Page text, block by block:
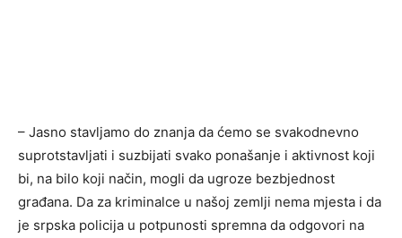
– Jasno stavljamo do znanja da ćemo se svakodnevno
suprotstavljati i suzbijati svako ponašanje i aktivnost koji
bi, na bilo koji način, mogli da ugroze bezbjednost
građana. Da za kriminalce u našoj zemlji nema mjesta i da
je srpska policija u potpunosti spremna da odgovori na